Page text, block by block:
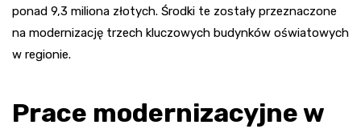
ponad 9,3 miliona złotych. Środki te zostały przeznaczone
na modernizację trzech kluczowych budynków oświatowych
w regionie.
Prace modernizacyjne w